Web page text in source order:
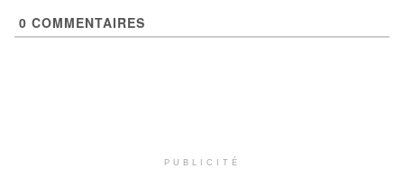
0 COMMENTAIRES
PUBLICITÉ